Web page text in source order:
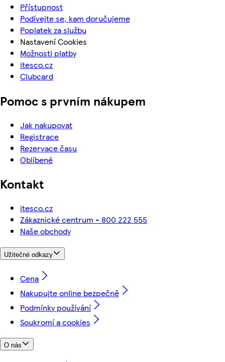
Přístupnost
Podívejte se, kam doručujeme
Poplatek za službu
Nastavení Cookies
Možnosti platby
itesco.cz
Clubcard
Pomoc s prvním nákupem
Jak nakupovat
Registrace
Rezervace času
Oblíbené
Kontakt
itesco.cz
Zákaznické centrum - 800 222 555
Naše obchody
Užitečné odkazy
Cena
Nakupujte online bezpečně
Podmínky používání
Soukromí a cookies
O nás